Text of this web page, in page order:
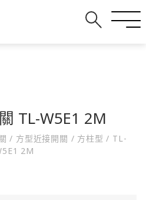
TL-W5E1 2M
/ 方型近接開關 / 方柱型/ TL-
2M